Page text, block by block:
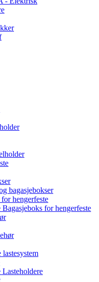
bagasjebokser
hengerfeste
Bagasjeboks for hengerfeste
lastesystem
Lasteholdere